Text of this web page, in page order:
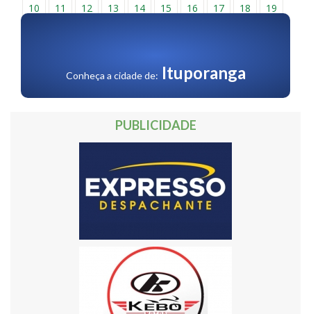
10
11 12 13 14 15 16 17 18
19
Conheça a cidade de: Ituporanga
PUBLICIDADE